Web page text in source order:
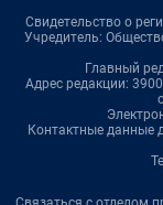
Свидетельство о
Учредитель:
Главный
Адрес редакции:
Контактные данные